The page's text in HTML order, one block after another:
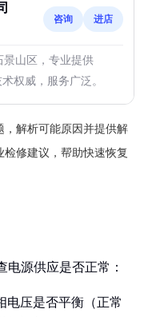
咨询 进店
景山区，专业提供
权威，服务广泛。
，解析可能原因并提供解
修建议，帮助快速恢复
源供应是否正常：
电压是否平衡（正常